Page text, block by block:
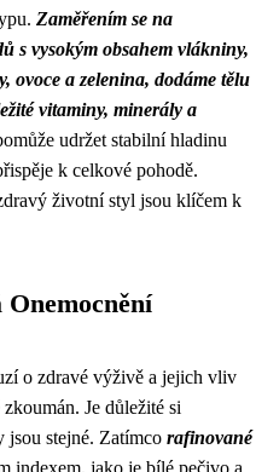
Zaměřením se na
s vysokým obsahem vlákniny,
ovoce a zelenina, dodáme tělu
vitaminy, minerály a
udržet stabilní hladinu
k celkové pohodě.
životní styl jsou klíčem k
o zdravé výživě a jejich vliv
Je důležité si
jsou stejné. Zatímco rafinované
indexem, jako je bílé pečivo a